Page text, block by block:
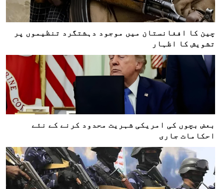
چین کا افغانستان میں موجود دہشتگرد تنظیموں پر
تشویش کا اظہار
بعض بچوں کی امریکی شہریت محدود کرنے کے نئے
احکامات جاری